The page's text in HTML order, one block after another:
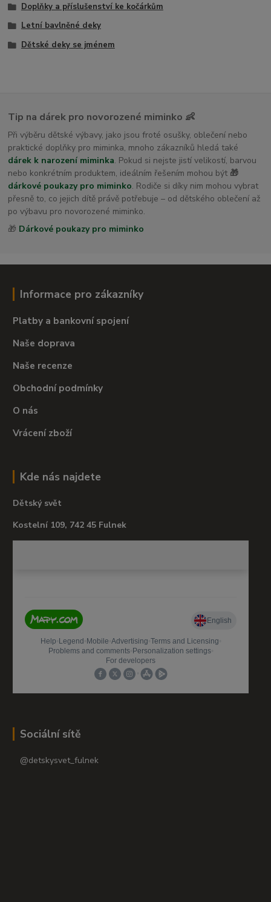
Doplňky a příslušenství ke kočárkům
Letní bavlněné deky
Dětské deky se jménem
Tip na dárek pro novorozené miminko 👶
Při výběru dětské výbavy, jako jsou froté osušky, oblečení nebo
praktické doplňky pro miminka, mnoho zákazníků hledá také
dárek k narození miminka. Pokud si nejste jistí velikostí, barvou
nebo konkrétním produktem, ideálním řešením mohou být 🎁
dárkové poukazy pro miminko. Rodiče si díky nim mohou vybrat
přesně to, co jejich dítě právě potřebuje – od dětského oblečení až
po výbavu pro novorozené miminko.
🎁 Dárkové poukazy pro miminko
Informace pro zákazníky
Platby a bankovní spojení
Naše doprava
Naše recenze
Obchodní podmínky
O nás
Vrácení zboží
Kde nás najdete
Dětský svět
Kostelní 109, 742 45 Fulnek
Sociální sítě
@detskysvet_fulnek